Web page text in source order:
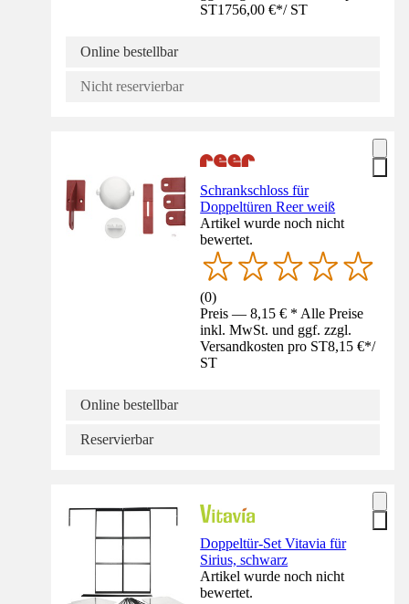
ST1756,00 €*/ ST
Online bestellbar
Nicht reservierbar
Schrankschloss für
Doppeltüren Reer weiß
Artikel wurde noch nicht
bewertet.
(0)
Preis — 8,15 € * Alle Preise
inkl. MwSt. und ggf. zzgl.
Versandkosten pro ST8,15 €*/
ST
Online bestellbar
Reservierbar
Doppeltür-Set Vitavia für
Sirius, schwarz
Artikel wurde noch nicht
bewertet.